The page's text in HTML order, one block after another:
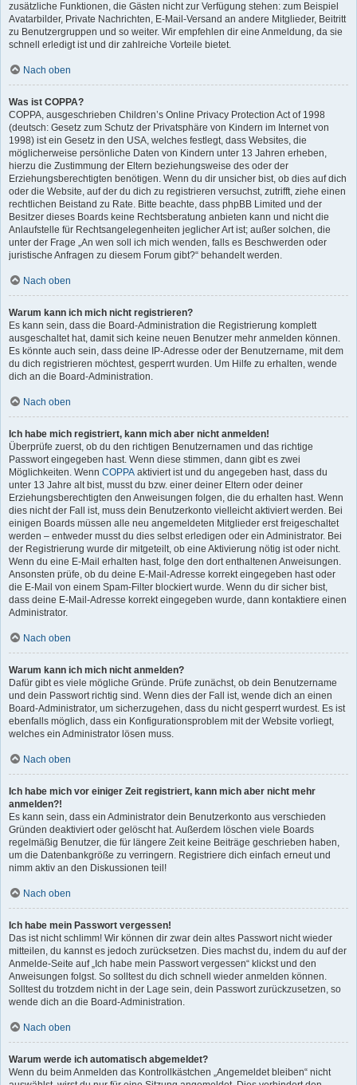
zusätzliche Funktionen, die Gästen nicht zur Verfügung stehen: zum Beispiel
Avatarbilder, Private Nachrichten, E-Mail-Versand an andere Mitglieder, Beitritt
zu Benutzergruppen und so weiter. Wir empfehlen dir eine Anmeldung, da sie
schnell erledigt ist und dir zahlreiche Vorteile bietet.
Nach oben
Was ist COPPA?
COPPA, ausgeschrieben Children’s Online Privacy Protection Act of 1998
(deutsch: Gesetz zum Schutz der Privatsphäre von Kindern im Internet von
1998) ist ein Gesetz in den USA, welches festlegt, dass Websites, die
möglicherweise persönliche Daten von Kindern unter 13 Jahren erheben,
hierzu die Zustimmung der Eltern beziehungsweise des oder der
Erziehungsberechtigten benötigen. Wenn du dir unsicher bist, ob dies auf dich
oder die Website, auf der du dich zu registrieren versuchst, zutrifft, ziehe einen
rechtlichen Beistand zu Rate. Bitte beachte, dass phpBB Limited und der
Besitzer dieses Boards keine Rechtsberatung anbieten kann und nicht die
Anlaufstelle für Rechtsangelegenheiten jeglicher Art ist; außer solchen, die
unter der Frage „An wen soll ich mich wenden, falls es Beschwerden oder
juristische Anfragen zu diesem Forum gibt?“ behandelt werden.
Nach oben
Warum kann ich mich nicht registrieren?
Es kann sein, dass die Board-Administration die Registrierung komplett
ausgeschaltet hat, damit sich keine neuen Benutzer mehr anmelden können.
Es könnte auch sein, dass deine IP-Adresse oder der Benutzername, mit dem
du dich registrieren möchtest, gesperrt wurden. Um Hilfe zu erhalten, wende
dich an die Board-Administration.
Nach oben
Ich habe mich registriert, kann mich aber nicht anmelden!
Überprüfe zuerst, ob du den richtigen Benutzernamen und das richtige
Passwort eingegeben hast. Wenn diese stimmen, dann gibt es zwei
Möglichkeiten. Wenn COPPA aktiviert ist und du angegeben hast, dass du
unter 13 Jahre alt bist, musst du bzw. einer deiner Eltern oder deiner
Erziehungsberechtigten den Anweisungen folgen, die du erhalten hast. Wenn
dies nicht der Fall ist, muss dein Benutzerkonto vielleicht aktiviert werden. Bei
einigen Boards müssen alle neu angemeldeten Mitglieder erst freigeschaltet
werden – entweder musst du dies selbst erledigen oder ein Administrator. Bei
der Registrierung wurde dir mitgeteilt, ob eine Aktivierung nötig ist oder nicht.
Wenn du eine E-Mail erhalten hast, folge den dort enthaltenen Anweisungen.
Ansonsten prüfe, ob du deine E-Mail-Adresse korrekt eingegeben hast oder
die E-Mail von einem Spam-Filter blockiert wurde. Wenn du dir sicher bist,
dass deine E-Mail-Adresse korrekt eingegeben wurde, dann kontaktiere einen
Administrator.
Nach oben
Warum kann ich mich nicht anmelden?
Dafür gibt es viele mögliche Gründe. Prüfe zunächst, ob dein Benutzername
und dein Passwort richtig sind. Wenn dies der Fall ist, wende dich an einen
Board-Administrator, um sicherzugehen, dass du nicht gesperrt wurdest. Es ist
ebenfalls möglich, dass ein Konfigurationsproblem mit der Website vorliegt,
welches ein Administrator lösen muss.
Nach oben
Ich habe mich vor einiger Zeit registriert, kann mich aber nicht mehr
anmelden?!
Es kann sein, dass ein Administrator dein Benutzerkonto aus verschieden
Gründen deaktiviert oder gelöscht hat. Außerdem löschen viele Boards
regelmäßig Benutzer, die für längere Zeit keine Beiträge geschrieben haben,
um die Datenbankgröße zu verringern. Registriere dich einfach erneut und
nimm aktiv an den Diskussionen teil!
Nach oben
Ich habe mein Passwort vergessen!
Das ist nicht schlimm! Wir können dir zwar dein altes Passwort nicht wieder
mitteilen, du kannst es jedoch zurücksetzen. Dies machst du, indem du auf der
Anmelde-Seite auf „Ich habe mein Passwort vergessen“ klickst und den
Anweisungen folgst. So solltest du dich schnell wieder anmelden können.
Solltest du trotzdem nicht in der Lage sein, dein Passwort zurückzusetzen, so
wende dich an die Board-Administration.
Nach oben
Warum werde ich automatisch abgemeldet?
Wenn du beim Anmelden das Kontrollkästchen „Angemeldet bleiben“ nicht